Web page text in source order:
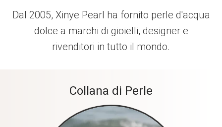
Dal 2005, Xinye Pearl ha fornito perle d'acqua
dolce a marchi di gioielli, designer e
rivenditori in tutto il mondo.
Collana di Perle